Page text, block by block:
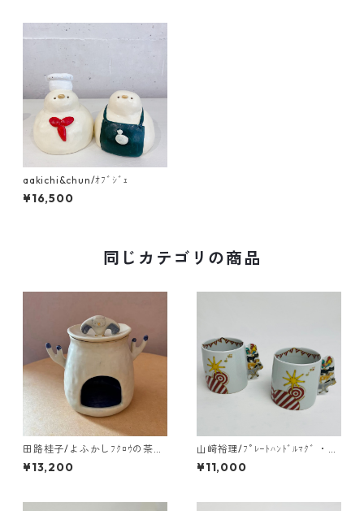
aakichi&chun/ｵﾌﾞｼﾞｪ
¥16,500
同じカテゴリの商品
田路桂子/よふかしﾌｸﾛｳの茶香
炉
¥13,200
山﨑裕理/ﾌﾟﾚｰﾄﾊﾝﾄﾞﾙﾏｸﾞ ・ﾌﾞ
ﾚｰﾒﾝの音楽隊
¥11,000